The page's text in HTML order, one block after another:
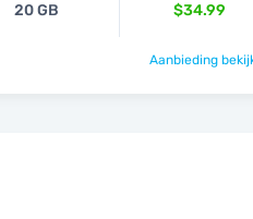
20 GB $34.99
Aanbieding